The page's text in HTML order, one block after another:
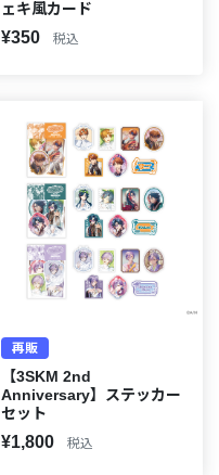
ェキ風カード
¥350 税込
再販
【3SKM 2nd
Anniversary】ステッカー
セット
¥1,800 税込